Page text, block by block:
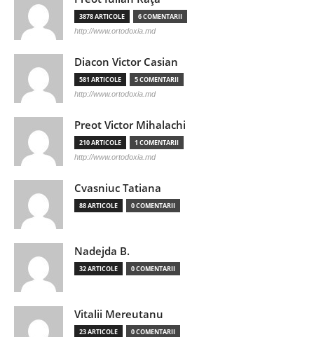
3878 ARTICOLE 6 COMENTARII
http://www.ortodoxia.md
Diacon Victor Casian
581 ARTICOLE 5 COMENTARII
http://www.ortodoxia.md
Preot Victor Mihalachi
210 ARTICOLE 1 COMENTARII
http://www.ortodoxia.md
Cvasniuc Tatiana
88 ARTICOLE 0 COMENTARII
Nadejda B.
32 ARTICOLE 0 COMENTARII
Vitalii Mereutanu
23 ARTICOLE 0 COMENTARII